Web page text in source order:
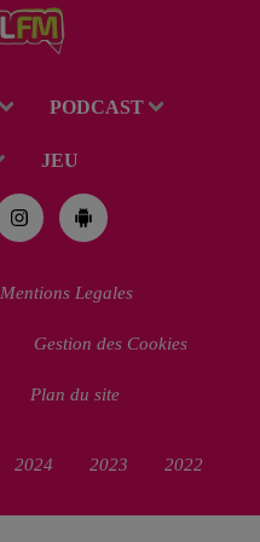
PODCAST
JEU
Mentions Legales
Gestion des Cookies
Plan du site
2024 2023 2022